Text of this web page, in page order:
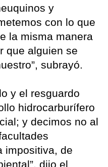
y
con lo que
la misma manera
que alguien se
subrayó.
y el resguardo
hidrocarburífero
y decimos no al
impositiva, de
dijo el